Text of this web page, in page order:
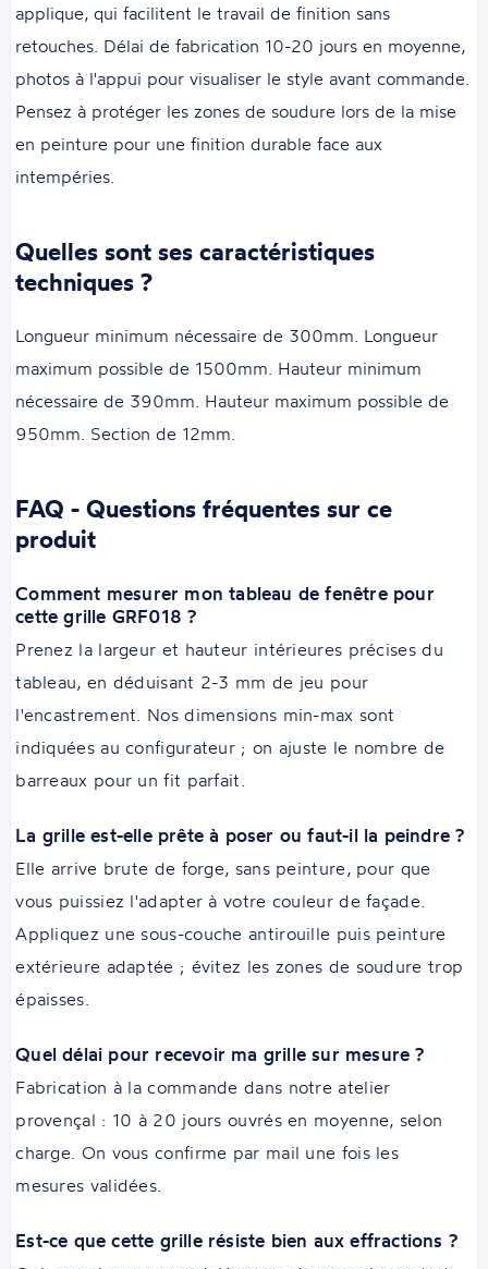
applique, qui facilitent le travail de finition sans
retouches. Délai de fabrication 10-20 jours en moyenne,
photos à l'appui pour visualiser le style avant commande.
Pensez à protéger les zones de soudure lors de la mise
en peinture pour une finition durable face aux
intempéries.
Quelles sont ses caractéristiques
techniques ?
Longueur minimum nécessaire de 300mm. Longueur
maximum possible de 1500mm. Hauteur minimum
nécessaire de 390mm. Hauteur maximum possible de
950mm. Section de 12mm.
FAQ - Questions fréquentes sur ce
produit
Comment mesurer mon tableau de fenêtre pour
cette grille GRF018 ?
Prenez la largeur et hauteur intérieures précises du
tableau, en déduisant 2-3 mm de jeu pour
l'encastrement. Nos dimensions min-max sont
indiquées au configurateur ; on ajuste le nombre de
barreaux pour un fit parfait.
La grille est-elle prête à poser ou faut-il la peindre ?
Elle arrive brute de forge, sans peinture, pour que
vous puissiez l'adapter à votre couleur de façade.
Appliquez une sous-couche antirouille puis peinture
extérieure adaptée ; évitez les zones de soudure trop
épaisses.
Quel délai pour recevoir ma grille sur mesure ?
Fabrication à la commande dans notre atelier
provençal : 10 à 20 jours ouvrés en moyenne, selon
charge. On vous confirme par mail une fois les
mesures validées.
Est-ce que cette grille résiste bien aux effractions ?